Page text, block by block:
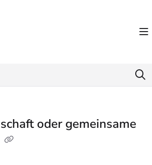
index at:
pages before exploring further.
oder gemeinsame